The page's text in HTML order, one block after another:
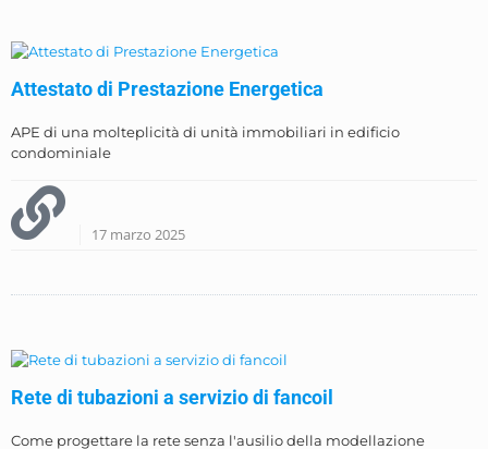
Attestato di Prestazione Energetica
APE di una molteplicità di unità immobiliari in edificio
condominiale
17 marzo 2025
Rete di tubazioni a servizio di fancoil
Come progettare la rete senza l'ausilio della modellazione